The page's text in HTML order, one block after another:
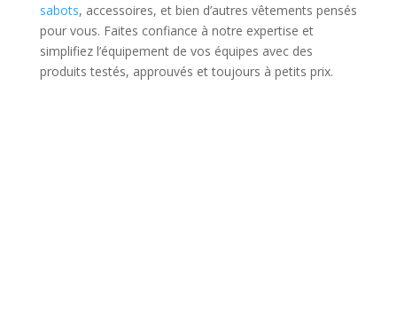
sabots, accessoires, et bien d’autres vêtements pensés
pour vous. Faites confiance à notre expertise et
simplifiez l’équipement de vos équipes avec des
produits testés, approuvés et toujours à petits prix.